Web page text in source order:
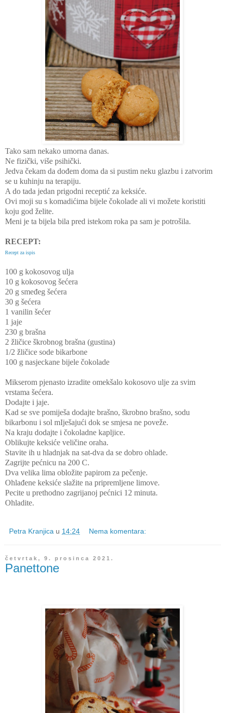
Tako sam nekako umorna danas.
Ne fizički, više psihički.
Jedva čekam da dođem doma da si pustim neku glazbu i zatvorim
se u kuhinju na terapiju.
A do tada jedan prigodni receptić za keksiće.
Ovi moji su s komadićima bijele čokolade ali vi možete koristiti
koju god želite.
Meni je ta bijela bila pred istekom roka pa sam je potrošila.
RECEPT:
Recept za ispis
100 g kokosovog ulja
10 g kokosovog šećera
20 g smeđeg šećera
30 g šećera
1 vanilin šećer
1 jaje
230 g brašna
2 žličice škrobnog brašna (gustina)
1/2 žličice sode bikarbone
100 g nasjeckane bijele čokolade
Mikserom pjenasto izradite omekšalo kokosovo ulje za svim
vrstama šećera.
Dodajte i jaje.
Kad se sve pomiješa dodajte brašno, škrobno brašno, sodu
bikarbonu i sol mIješajući dok se smjesa ne poveže.
Na kraju dodajte i čokoladne kapljice.
Oblikujte keksiće veličine oraha.
Stavite ih u hladnjak na sat-dva da se dobro ohlade.
Zagrijte pećnicu na 200 C.
Dva velika lima obložite papirom za pečenje.
Ohlađene keksiće slažite na pripremljene limove.
Pecite u prethodno zagrijanoj pećnici 12 minuta.
Ohladite.
Petra Kranjica u 14:24 Nema komentara:
četvrtak, 9. prosinca 2021.
Panettone